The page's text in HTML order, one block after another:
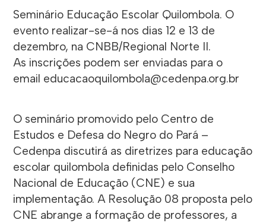
Seminário Educação Escolar Quilombola. O
evento realizar-se-á nos dias 12 e 13 de
dezembro, na CNBB/Regional Norte II.
As inscrições podem ser enviadas para o
email educacaoquilombola@cedenpa.org.br
O seminário promovido pelo Centro de
Estudos e Defesa do Negro do Pará –
Cedenpa discutirá as diretrizes para educação
escolar quilombola definidas pelo Conselho
Nacional de Educação (CNE) e sua
implementação. A Resolução 08 proposta pelo
CNE abrange a formação de professores, a